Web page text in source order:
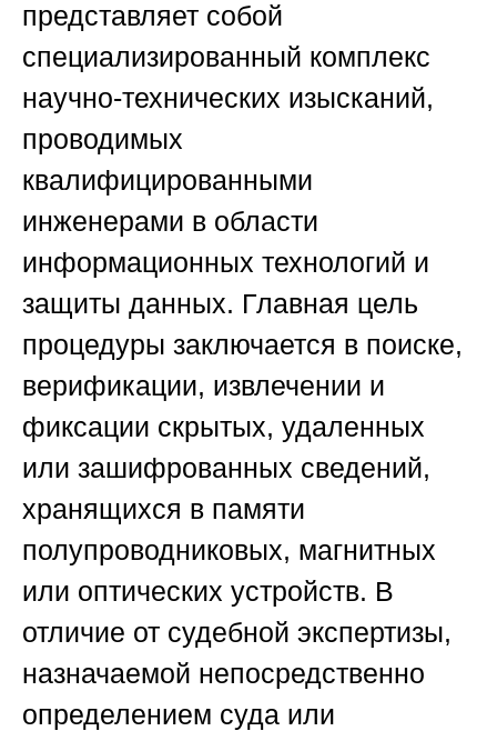
представляет собой
специализированный комплекс
научно-технических изысканий,
проводимых
квалифицированными
инженерами в области
информационных технологий и
защиты данных. Главная цель
процедуры заключается в поиске,
верификации, извлечении и
фиксации скрытых, удаленных
или зашифрованных сведений,
хранящихся в памяти
полупроводниковых, магнитных
или оптических устройств. В
отличие от судебной экспертизы,
назначаемой непосредственно
определением суда или